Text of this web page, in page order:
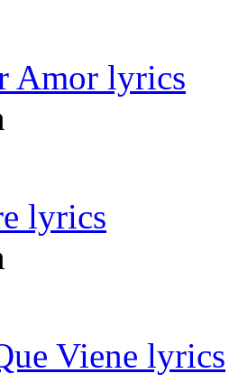
Amor lyrics
lyrics
Viene lyrics